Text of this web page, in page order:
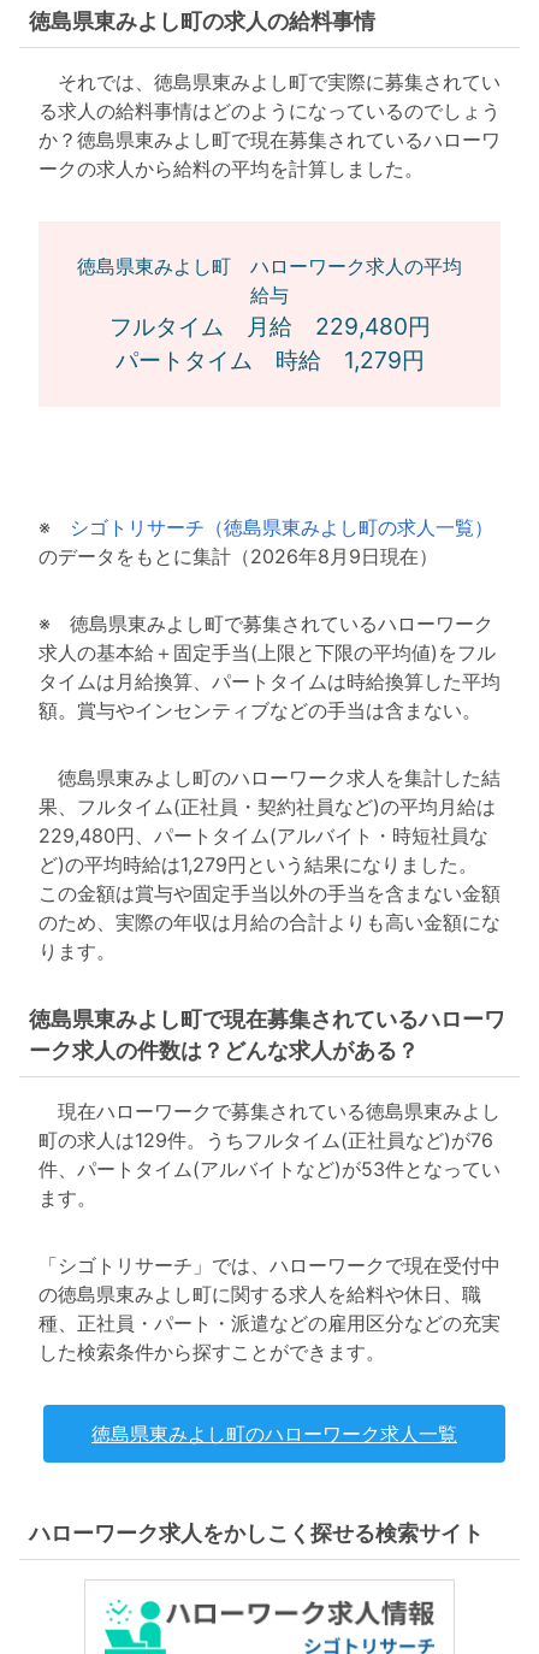
徳島県東みよし町の求人の給料事情
それでは、徳島県東みよし町で実際に募集されてい
る求人の給料事情はどのようになっているのでしょう
か？徳島県東みよし町で現在募集されているハローワ
ークの求人から給料の平均を計算しました。
徳島県東みよし町 ハローワーク求人の平均
給与
フルタイム 月給 229,480円
パートタイム 時給 1,279円
※ シゴトリサーチ（徳島県東みよし町の求人一覧）
のデータをもとに集計（2026年8月9日現在）
※ 徳島県東みよし町で募集されているハローワーク
求人の基本給＋固定手当(上限と下限の平均値)をフル
タイムは月給換算、パートタイムは時給換算した平均
額。賞与やインセンティブなどの手当は含まない。
徳島県東みよし町のハローワーク求人を集計した結
果、フルタイム(正社員・契約社員など)の平均月給は
229,480円、パートタイム(アルバイト・時短社員な
ど)の平均時給は1,279円という結果になりました。
この金額は賞与や固定手当以外の手当を含まない金額
のため、実際の年収は月給の合計よりも高い金額にな
ります。
徳島県東みよし町で現在募集されているハローワ
ーク求人の件数は？どんな求人がある？
現在ハローワークで募集されている徳島県東みよし
町の求人は129件。うちフルタイム(正社員など)が76
件、パートタイム(アルバイトなど)が53件となってい
ます。
「シゴトリサーチ」では、ハローワークで現在受付中
の徳島県東みよし町に関する求人を給料や休日、職
種、正社員・パート・派遣などの雇用区分などの充実
した検索条件から探すことができます。
徳島県東みよし町のハローワーク求人一覧
ハローワーク求人をかしこく探せる検索サイト